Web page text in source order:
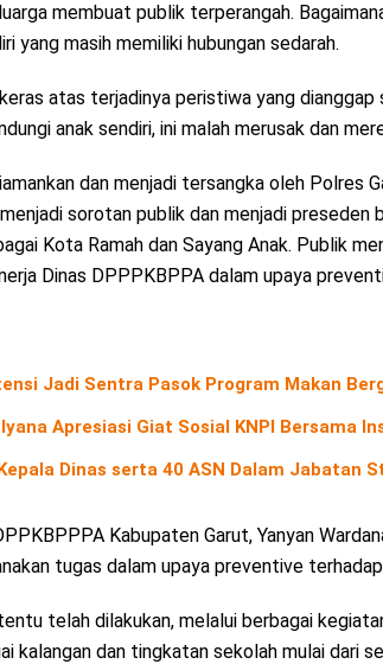
membuat publik terperangah.
yang masih memiliki hubungan sedarah.
atas terjadinya peristiwa yang dianggap
anak sendiri, ini malah merusak dan
dan menjadi tersangka oleh Polres
sorotan publik dan menjadi preseden
Kota Ramah dan Sayang Anak. Publik
Dinas DPPPKBPPA dalam upaya
Jadi Sentra Pasok Program Makan
Apresiasi Giat Sosial KNPI Bersama
Dinas serta 40 ASN Dalam Jabatan
Kabupaten Garut, Yanyan
tugas dalam upaya preventive
telah dilakukan, melalui berbagai
kalangan dan tingkatan sekolah mulai dari